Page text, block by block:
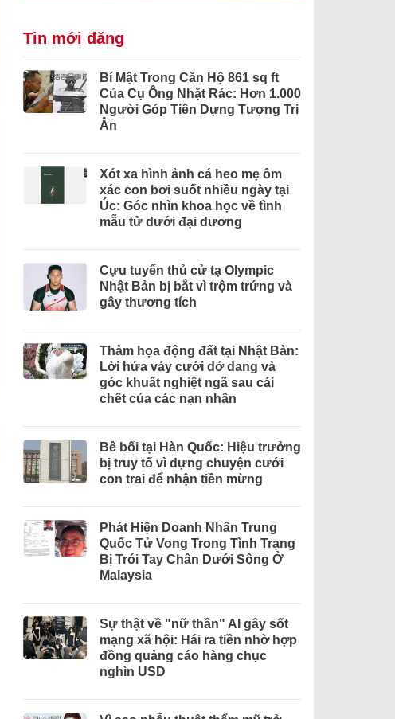
Tin mới đăng
Bí Mật Trong Căn Hộ 861 sq ft
Của Cụ Ông Nhặt Rác: Hơn 1.000
Người Góp Tiền Dựng Tượng Tri
Ân
Xót xa hình ảnh cá heo mẹ ôm
xác con bơi suốt nhiều ngày tại
Úc: Góc nhìn khoa học về tình
mẫu tử dưới đại dương
Cựu tuyển thủ cử tạ Olympic
Nhật Bản bị bắt vì trộm trứng và
gây thương tích
Thảm họa động đất tại Nhật Bản:
Lời hứa váy cưới dở dang và
góc khuất nghiệt ngã sau cái
chết của các nạn nhân
Bê bối tại Hàn Quốc: Hiệu trưởng
bị truy tố vì dựng chuyện cưới
con trai để nhận tiền mừng
Phát Hiện Doanh Nhân Trung
Quốc Tử Vong Trong Tình Trạng
Bị Trói Tay Chân Dưới Sông Ở
Malaysia
Sự thật về "nữ thần" AI gây sốt
mạng xã hội: Hái ra tiền nhờ hợp
đồng quảng cáo hàng chục
nghìn USD